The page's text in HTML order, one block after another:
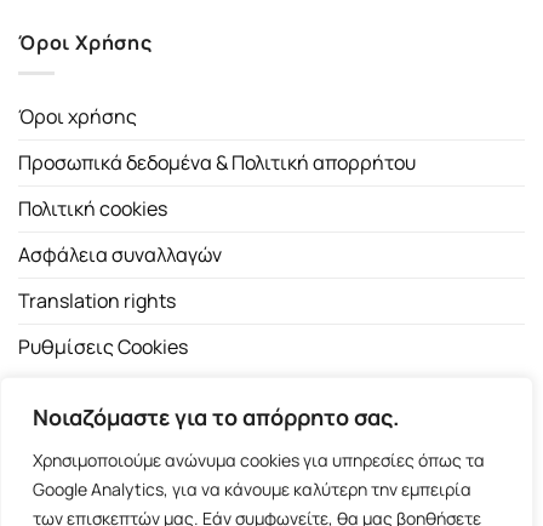
Νοιαζόμαστε για το απόρρητο σας.
Χρησιμοποιούμε ανώνυμα cookies για υπηρεσίες όπως τα
Google Analytics, για να κάνουμε καλύτερη την εμπειρία
των επισκεπτών μας. Εάν συμφωνείτε, θα μας βοηθήσετε
Όροι Χρήσης
Όροι χρήσης
Προσωπικά δεδομένα & Πολιτική απορρήτου
Πολιτική cookies
Ασφάλεια συναλλαγών
Translation rights
Ρυθμίσεις Cookies